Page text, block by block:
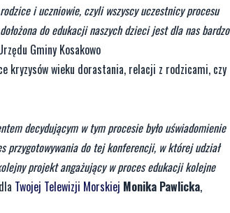
i uczniowie, czyli wszyscy uczestnicy procesu
do edukacji naszych dzieci jest dla nas bardzo
Gminy Kosakowo
kryzysów wieku dorastania, relacji z rodzicami, czy
decydującym w tym procesie było uświadomienie
przygotowywania do tej konferencji, w której udział
projekt angażujący w proces edukacji kolejne
Twojej Telewizji Morskiej Monika Pawlicka,